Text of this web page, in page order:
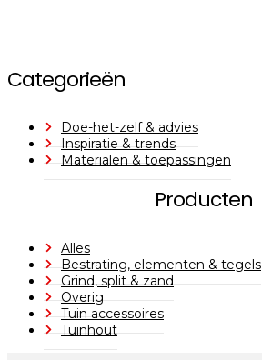
Categorieën
Doe-het-zelf & advies
Inspiratie & trends
Materialen & toepassingen
Producten
Alles
Bestrating, elementen & tegels
Grind, split & zand
Overig
Tuin accessoires
Tuinhout